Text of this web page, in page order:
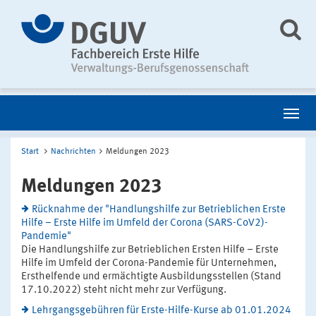
Start Nachrichten Meldungen 2023
Meldungen 2023
Rücknahme der "Handlungshilfe zur Betrieblichen Erste
Hilfe – Erste Hilfe im Umfeld der Corona (SARS-CoV2)-
Pandemie"
Die Handlungshilfe zur Betrieblichen Ersten Hilfe – Erste
Hilfe im Umfeld der Corona-Pandemie für Unternehmen,
Ersthelfende und ermächtigte Ausbildungsstellen (Stand
17.10.2022) steht nicht mehr zur Verfügung.
Lehrgangsgebühren für Erste-Hilfe-Kurse ab 01.01.2024